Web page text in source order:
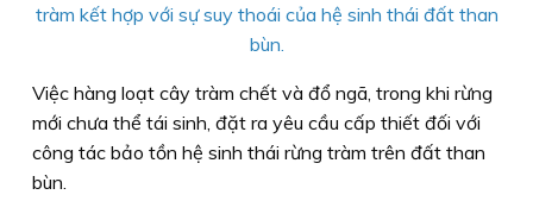
tràm kết hợp với sự suy thoái của hệ sinh thái đất than
bùn.
Việc hàng loạt cây tràm chết và đổ ngã, trong khi rừng
mới chưa thể tái sinh, đặt ra yêu cầu cấp thiết đối với
công tác bảo tồn hệ sinh thái rừng tràm trên đất than
bùn.